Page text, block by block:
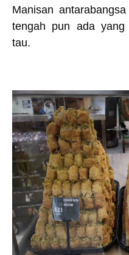
Manisan
tengah pun ada yang
tau.